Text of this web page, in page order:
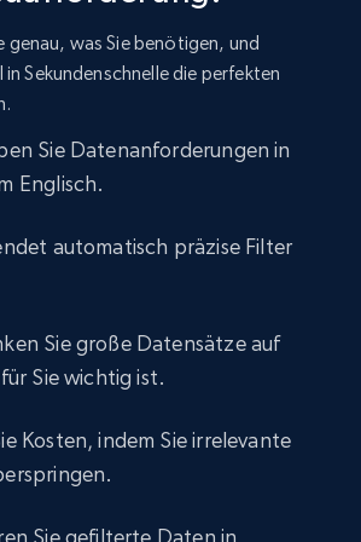
Return policy, and more.
378+ Jetzt kaufen
Breadcrumbs, Root category, and
genau, was Sie benötigen, und
in Sekundenschnelle die perfekten
Sie Datenanforderungen in
Englisch.
automatisch präzise Filter
Sie große Datensätze auf
Sie wichtig ist.
Kosten, indem Sie irrelevante